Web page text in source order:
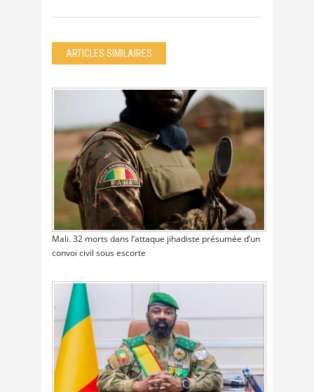
ARTICLES SIMILAIRES
Mali. 32 morts dans l’attaque jihadiste présumée d’un
convoi civil sous escorte